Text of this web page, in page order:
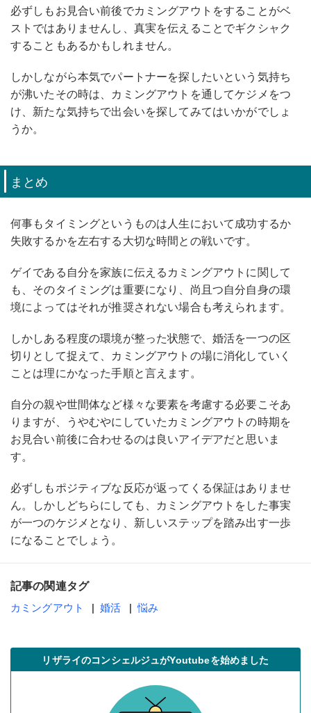
必ずしもお見合い前後でカミングアウトをすることがベ
ストではありませんし、真実を伝えることでギクシャク
することもあるかもしれません。
しかしながら本気でパートナーを探したいという気持ち
が沸いたその時は、カミングアウトを通してケジメをつ
け、新たな気持ちで出会いを探してみてはいかがでしょ
うか。
まとめ
何事もタイミングというものは人生において成功するか
失敗するかを左右する大切な時間との戦いです。
ゲイである自分を家族に伝えるカミングアウトに関して
も、そのタイミングは重要になり、尚且つ自分自身の環
境によってはそれが推奨されない場合も考えられます。
しかしある程度の環境が整った状態で、婚活を一つの区
切りとして捉えて、カミングアウトの場に消化していく
ことは理にかなった手順と言えます。
自分の親や世間体など様々な要素を考慮する必要こそあ
りますが、うやむやにしていたカミングアウトの時期を
お見合い前後に合わせるのは良いアイデアだと思いま
す。
必ずしもポジティブな反応が返ってくる保証はありませ
ん。しかしどちらにしても、カミングアウトをした事実
が一つのケジメとなり、新しいステップを踏み出す一歩
になることでしょう。
記事の関連タグ
カミングアウト
婚活 悩み
リザライのコンシェルジュがYoutubeを始めました